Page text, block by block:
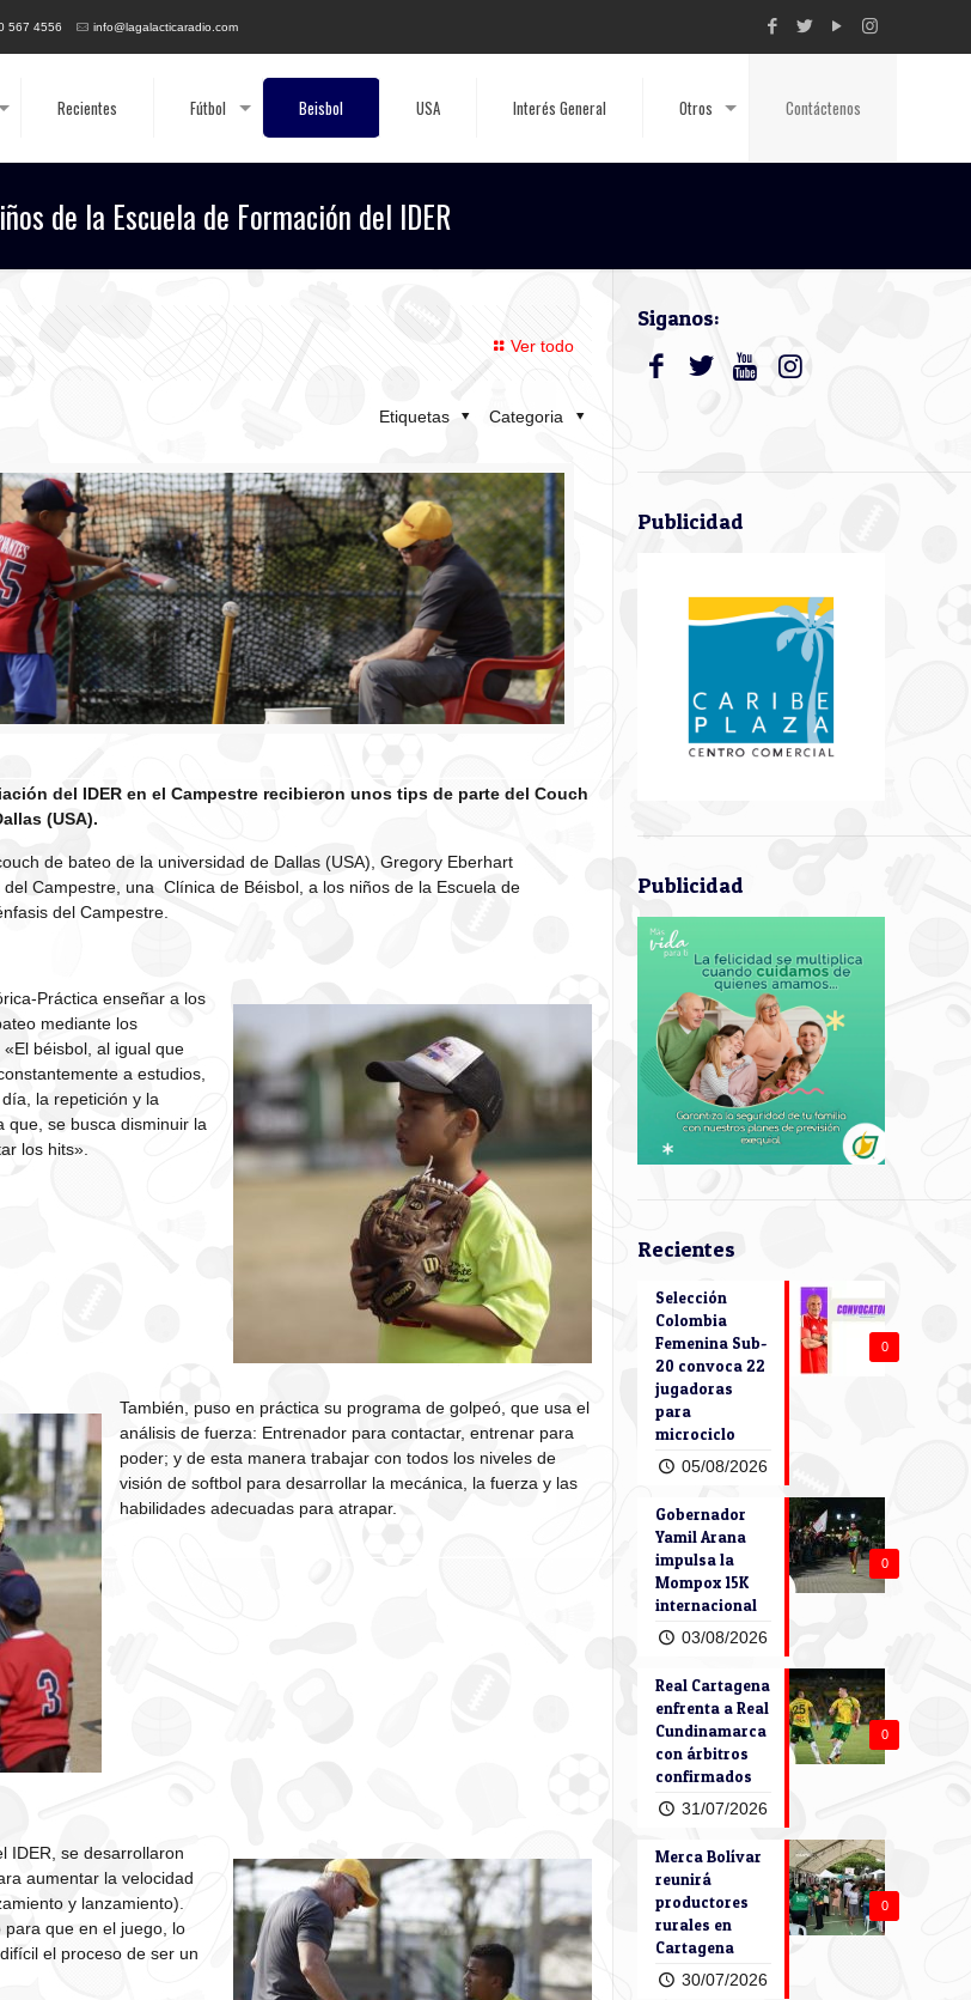
567 4556 info@lagalacticaradio.com
Recientes Fútbol Beisbol USA Interés General Otros Contáctenos
de la Escuela de Formación del IDER
Ver todo
Categoria
Etiquetas
del IDER en el Campestre recibieron unos tips de parte del Couch
(USA).
de bateo de la universidad de Dallas (USA), Gregory Eberhart
Campestre, una Clínica de Béisbol, a los niños de la Escuela de
del Campestre.
Práctica enseñar a los
mediante los
béisbol, al igual que
a estudios,
la repetición y la
que, se busca disminuir la
los hits».
También, puso en práctica su programa de golpeó, que usa el
análisis de fuerza: Entrenador para contactar, entrenar para
poder; y de esta manera trabajar con todos los niveles de
visión de softbol para desarrollar la mecánica, la fuerza y las
habilidades adecuadas para atrapar.
IDER, se desarrollaron
aumentar la velocidad
y lanzamiento).
que en el juego, lo
el proceso de ser un
Siganos:
Publicidad
Publicidad
Recientes
0
Selección
Colombia
Femenina Sub-
20 convoca 22
jugadoras
para
microciclo
05/08/2026
0
Gobernador
Yamil Arana
impulsa la
Mompox 15K
internacional
03/08/2026
0
Real Cartagena
enfrenta a Real
Cundinamarca
con árbitros
confirmados
31/07/2026
0
Merca Bolívar
reunirá
productores
rurales en
Cartagena
30/07/2026